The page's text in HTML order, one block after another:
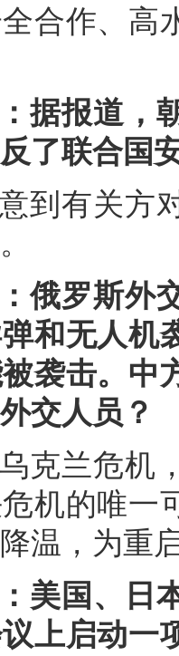
合作、高
据报道，
了联合国
到有关方
俄罗斯外
和无人机
袭击。中
交人员？
克兰危机
机的唯一
温，为重
美国、日
上启动一